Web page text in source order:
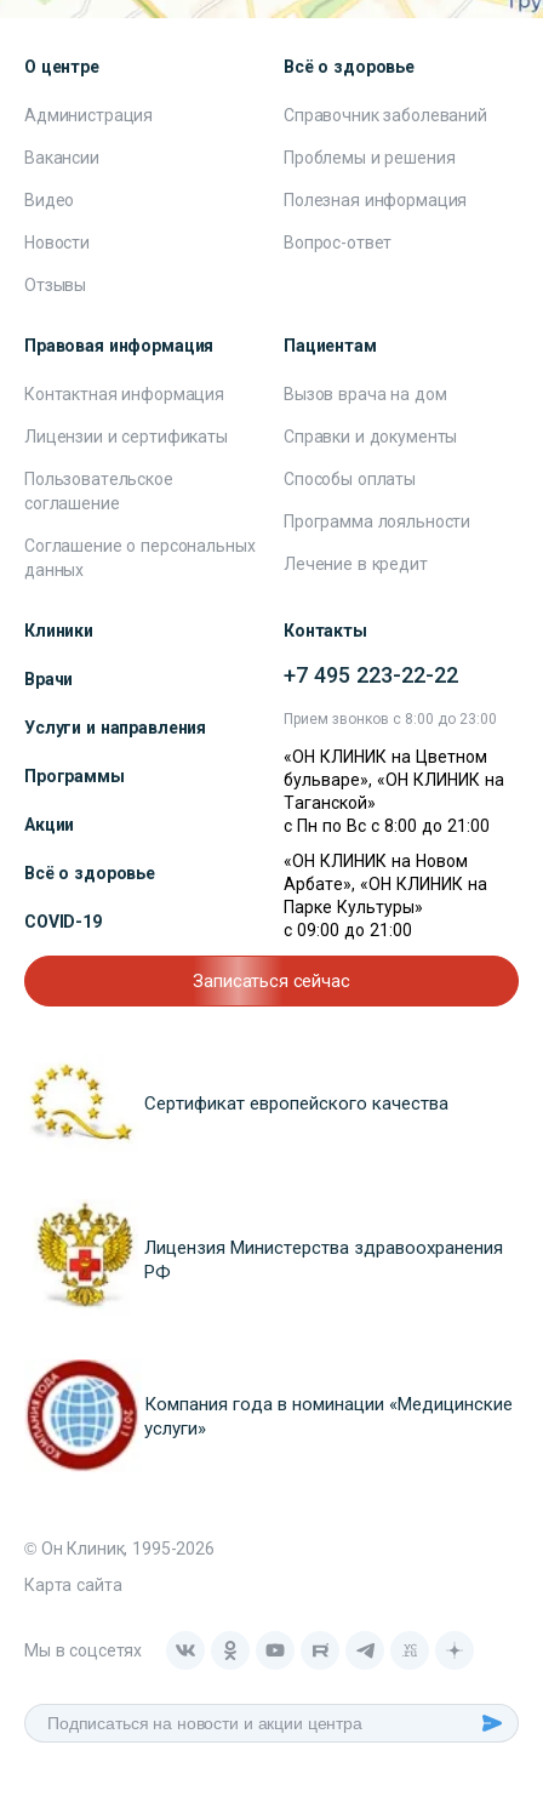
О центре
Администрация
Вакансии
Видео
Новости
Отзывы
Всё о здоровье
Справочник заболеваний
Проблемы и решения
Полезная информация
Вопрос-ответ
Правовая информация
Контактная информация
Лицензии и сертификаты
Пользовательское
соглашение
Соглашение о персональных
данных
Пациентам
Вызов врача на дом
Справки и документы
Способы оплаты
Программа лояльности
Лечение в кредит
Клиники
Врачи
Услуги и направления
Программы
Акции
Всё о здоровье
COVID-19
Контакты
+7 495 223-22-22
Прием звонков с 8:00 до 23:00
«ОН КЛИНИК на Цветном
бульваре», «ОН КЛИНИК на
Таганской»
с Пн по Вс с 8:00 до 21:00
«ОН КЛИНИК на Новом
Арбате», «ОН КЛИНИК на
Парке Культуры»
с 09:00 до 21:00
Записаться сейчас
Сертификат европейского качества
Лицензия Министерства здравоохранения
РФ
Компания года в номинации «Медицинские
услуги»
© Он Клиник, 1995-2026
Карта сайта
Мы в соцсетях